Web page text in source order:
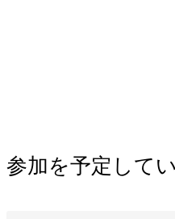
参加を予定して